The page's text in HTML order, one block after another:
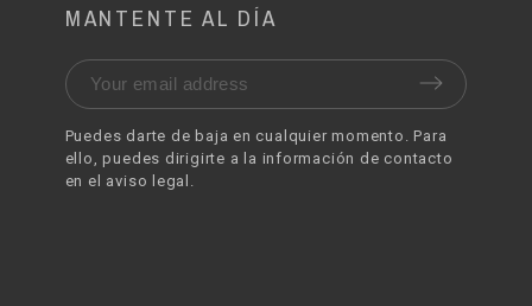
MANTENTE AL DÍA
Puedes darte de baja en cualquier momento. Para
ello, puedes dirigirte a la información de contacto
en el aviso legal.